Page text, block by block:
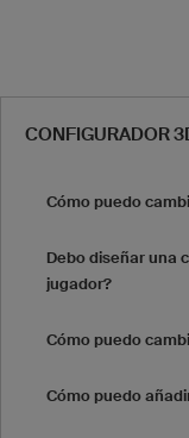
CONFIGURADOR
Cómo puedo
Debo diseñar una
jugador?
Cómo puedo
Cómo puedo